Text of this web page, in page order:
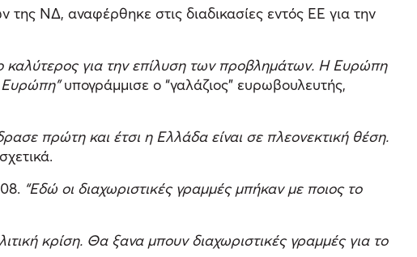
ΝΔ, αναφέρθηκε στις διαδικασίες εντός ΕΕ για την
ο καλύτερος για την επίλυση των προβλημάτων. Η Ευρώπη
Ευρώπη”υπογράμμισε ο “γαλάζιος” ευρωβουλευτής,
πρώτη και έτσι η Ελλάδα είναι σε πλεονεκτική θέση.
“Εδώ οι διαχωριστικές γραμμές μπήκαν με ποιος το
κρίση. Θα ξανα μπουν διαχωριστικές γραμμές για το